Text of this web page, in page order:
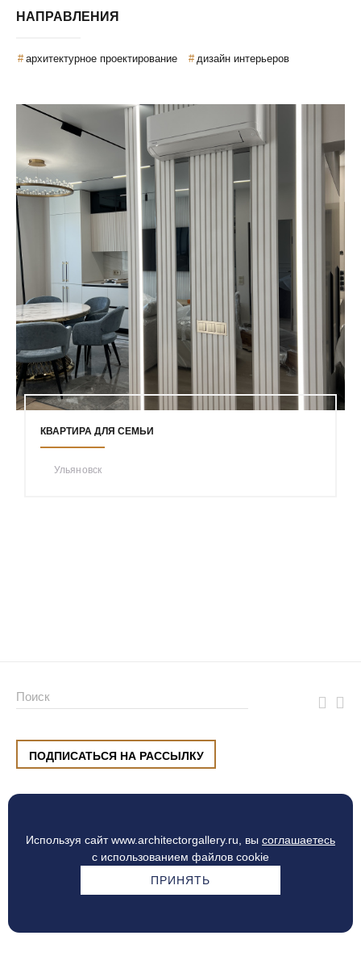
НАПРАВЛЕНИЯ
архитектурное проектирование дизайн интерьеров
КВАРТИРА ДЛЯ СЕМЬИ
Ульяновск
Используя сайт www.architectorgallery.ru, вы соглашаетесь
с использованием файлов cookie
ПРИНЯТЬ
ПОДПИСАТЬСЯ НА РАССЫЛКУ
ул. Малышева, 8, Екатеринбург
Процесс оплаты